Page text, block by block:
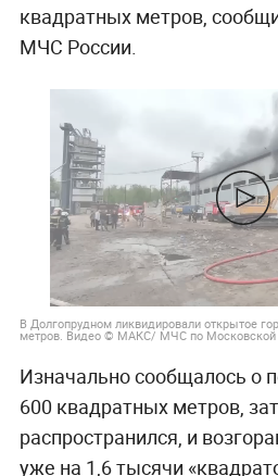
квадратных метров,
МЧС России.
В Долгопрудном ликвидировали открытое
метров. Видео © МАКС/ МЧС по Московской
Изначально сообщалось о
600 квадратных метров,
распространился, и
уже на 1,6 тысячи